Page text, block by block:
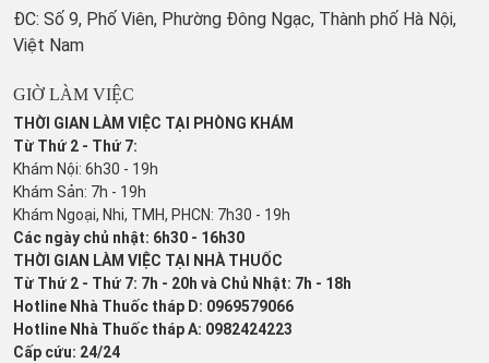
ĐC: Số 9, Phố Viên, Phường Đông Ngạc, Thành phố Hà Nội,
Việt Nam
GIỜ LÀM VIỆC
THỜI GIAN LÀM VIỆC TẠI PHÒNG KHÁM
Từ Thứ 2 - Thứ 7:
Khám Nội: 6h30 - 19h
Khám Sản: 7h - 19h
Khám Ngoại, Nhi, TMH, PHCN: 7h30 - 19h
Các ngày chủ nhật: 6h30 - 16h30
THỜI GIAN LÀM VIỆC TẠI NHÀ THUỐC
Từ Thứ 2 - Thứ 7: 7h - 20h và Chủ Nhật: 7h - 18h
Hotline Nhà Thuốc tháp D: 0969579066
Hotline Nhà Thuốc tháp A: 0982424223
Cấp cứu: 24/24